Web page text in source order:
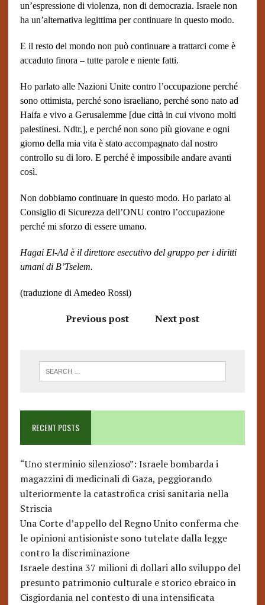
un’espressione di violenza, non di democrazia. Israele non
ha un’alternativa legittima per continuare in questo modo.
E il resto del mondo non può continuare a trattarci come è
accaduto finora – tutte parole e niente fatti.
Ho parlato alle Nazioni Unite contro l’occupazione perché
sono ottimista, perché sono israeliano, perché sono nato ad
Haifa e vivo a Gerusalemme [due città in cui vivono molti
palestinesi. Ndtr.], e perché non sono più giovane e ogni
giorno della mia vita è stato accompagnato dal nostro
controllo su di loro. E perché è impossibile andare avanti
così.
Non dobbiamo continuare in questo modo. Ho parlato al
Consiglio di Sicurezza dell’ONU contro l’occupazione
perché mi sforzo di essere umano.
Hagai El-Ad è il direttore esecutivo del gruppo per i diritti
umani di B’Tselem.
(traduzione di Amedeo Rossi)
Previous post Next post
RECENT POSTS
“Uno sterminio silenzioso”: Israele bombarda i
magazzini di medicinali di Gaza, peggiorando
ulteriormente la catastrofica crisi sanitaria nella
Striscia
Una Corte d’appello del Regno Unito conferma che
le opinioni antisioniste sono tutelate dalla legge
contro la discriminazione
Israele destina 37 milioni di dollari allo sviluppo del
presunto patrimonio culturale e storico ebraico in
Cisgiordania nel contesto di una intensificata